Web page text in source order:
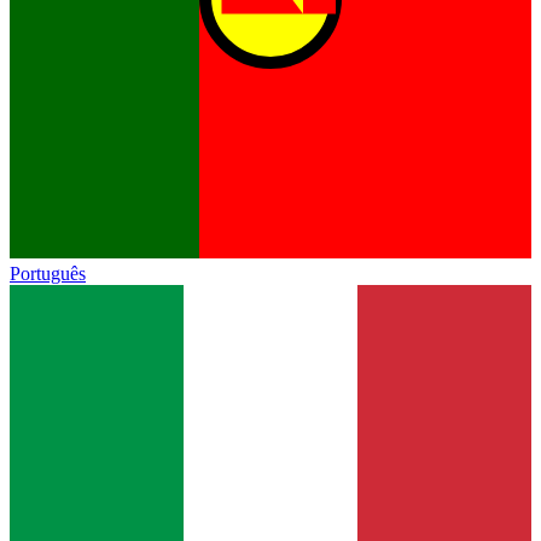
Português